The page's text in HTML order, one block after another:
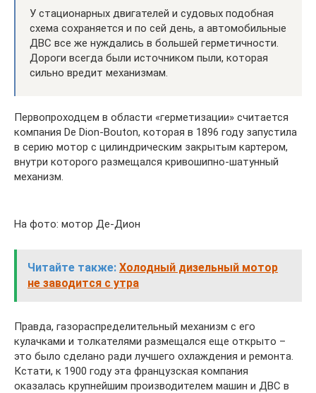
У стационарных двигателей и судовых подобная
схема сохраняется и по сей день, а автомобильные
ДВС все же нуждались в большей герметичности.
Дороги всегда были источником пыли, которая
сильно вредит механизмам.
Первопроходцем в области «герметизации» считается
компания De Dion-Bouton, которая в 1896 году запустила
в серию мотор с цилиндрическим закрытым картером,
внутри которого размещался кривошипно-шатунный
механизм.
На фото: мотор Де-Дион
Читайте также: Холодный дизельный мотор
не заводится с утра
Правда, газораспределительный механизм с его
кулачками и толкателями размещался еще открыто –
это было сделано ради лучшего охлаждения и ремонта.
Кстати, к 1900 году эта французская компания
оказалась крупнейшим производителем машин и ДВС в